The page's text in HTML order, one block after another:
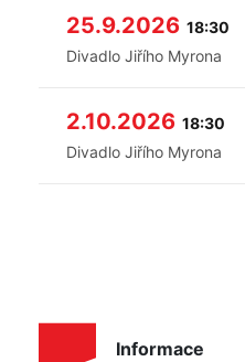
Informace
25.9.2026 18:30
Divadlo Jiřího Myrona
2.10.2026 18:30
Divadlo Jiřího Myrona